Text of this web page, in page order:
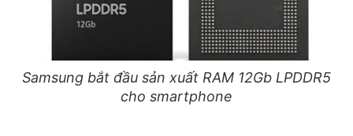
Samsung bắt đầu sản xuất RAM 12Gb LPDDR5
cho smartphone